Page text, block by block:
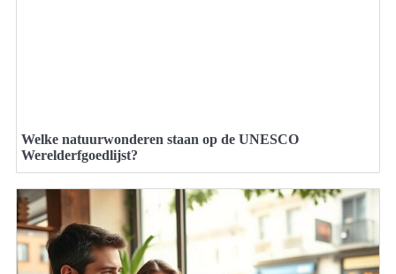
Welke natuurwonderen staan op de UNESCO
Werelderfgoedlijst?